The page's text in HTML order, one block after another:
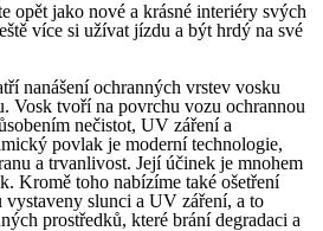
opět jako nové a krásné interiéry svých
více si užívat jízdu a být hrdý na své
nanášení ochranných vrstev vosku
Vosk tvoří na povrchu vozu ochrannou
nečistot, UV záření a
povlak je moderní technologie,
a trvanlivost. Její účinek je mnohem
Kromě toho nabízíme také ošetření
vystaveny slunci a UV záření, a to
prostředků, které brání degradaci a